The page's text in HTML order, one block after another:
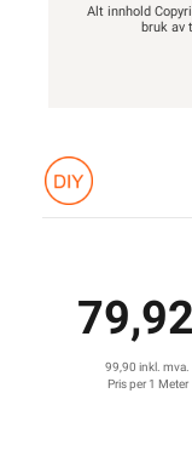
Alt innhold
bruk av
79,92
99,90 inkl. mva.
Pris per 1 Meter